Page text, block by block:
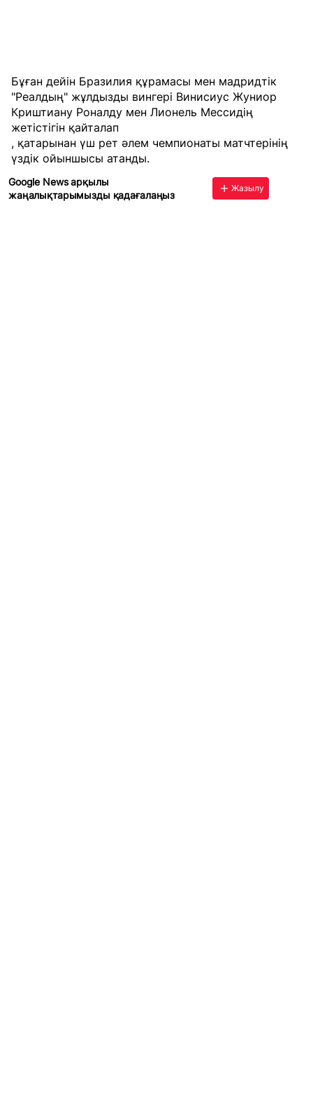
Бұған дейін Бразилия құрамасы мен мадридтік
"Реалдың" жұлдызды вингері Винисиус Жуниор
Криштиану Роналду мен Лионель Мессидің
жетістігін қайталап
, қатарынан үш рет әлем чемпионаты матчтерінің
үздік ойыншысы атанды.
Google News арқылы
жаңалықтарымызды қадағалаңыз
Жазылу